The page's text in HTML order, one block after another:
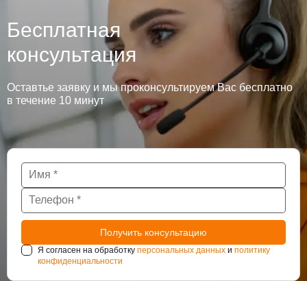
Бесплатная
консультация
Оставтье заявку и мы проконсультируем Вас бесплатно
в течение 10 минут
Я согласен на обработку персональных данных и политику
конфиденциальности